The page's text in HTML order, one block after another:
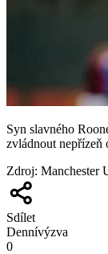
Syn slavného
zvládnout nepřízeň
Zdroj: Manchester
Sdílet
Dennívýzva
0